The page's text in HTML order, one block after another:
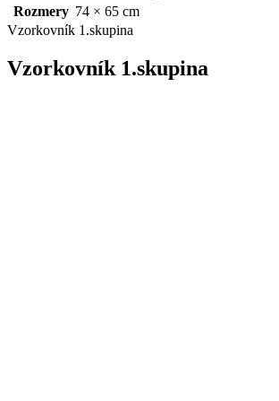
Rozmery 74 × 65 cm
Vzorkovník 1.skupina
Vzorkovník 1.skupina